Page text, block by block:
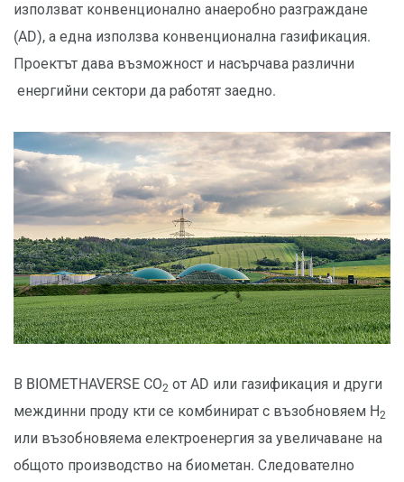
използват конвенционално анаеробно разграждане
(AD), а една използва конвенционална газификация.
Проектът дава възможност и насърчава различни
енергийни сектори да работят заедно.
В BIOMETHAVERSE CO2 от AD или газификация и други
междинни проду кти се комбинират с възобновяем H2
или възобновяема електроенергия за увеличаване на
общото производство на биометан. Следователно